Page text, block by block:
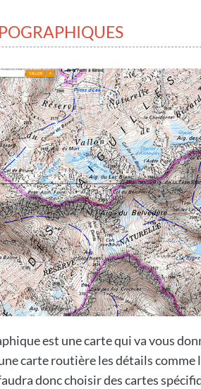
est une carte qui va vous
carte routière les détails
donc choisir des cartes